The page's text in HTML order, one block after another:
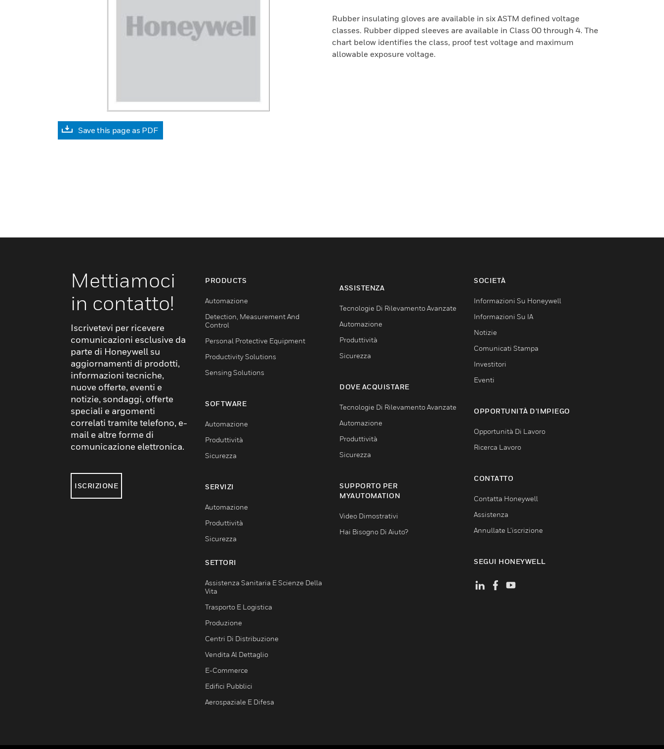
Save this page as PDF
Rubber insulating gloves are available in six ASTM defined voltage
classes. Rubber dipped sleeves are available in Class 00 through 4. The
chart below identifies the class, proof test voltage and maximum
allowable exposure voltage.
Mettiamoci
in contatto!
Iscrivetevi per ricevere
comunicazioni esclusive da
parte di Honeywell su
aggiornamenti di prodotti,
informazioni tecniche,
nuove offerte, eventi e
notizie, sondaggi, offerte
speciali e argomenti
correlati tramite telefono, e-
mail e altre forme di
comunicazione elettronica.
ISCRIZIONE
PRODUCTS
Automazione
Detection, Measurement And
Control
Personal Protective Equipment
Productivity Solutions
Sensing Solutions
SOFTWARE
Automazione
Produttività
Sicurezza
SERVIZI
Automazione
Produttività
Sicurezza
SETTORI
Assistenza Sanitaria E Scienze Della
Vita
Trasporto E Logistica
Produzione
Centri Di Distribuzione
Vendita Al Dettaglio
E-Commerce
Edifici Pubblici
Aerospaziale E Difesa
ASSISTENZA
Tecnologie Di Rilevamento Avanzate
Automazione
Produttività
Sicurezza
DOVE ACQUISTARE
Tecnologie Di Rilevamento Avanzate
Automazione
Produttività
Sicurezza
SUPPORTO PER
MYAUTOMATION
Video Dimostrativi
Hai Bisogno Di Aiuto?
SOCIETÀ
Informazioni Su Honeywell
Informazioni Su IA
Notizie
Comunicati Stampa
Investitori
Eventi
OPPORTUNITÀ D’IMPIEGO
Opportunità Di Lavoro
Ricerca Lavoro
CONTATTO
Contatta Honeywell
Assistenza
Annullate L’iscrizione
SEGUI HONEYWELL